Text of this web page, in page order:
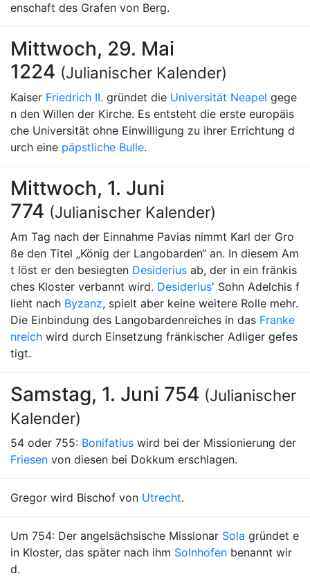
enschaft des Grafen von Berg.
Mittwoch, 29. Mai
1224 (Julianischer Kalender)
Kaiser Friedrich II. gründet die Universität Neapel gege
n den Willen der Kirche. Es entsteht die erste europäis
che Universität ohne Einwilligung zu ihrer Errichtung d
urch eine päpstliche Bulle.
Mittwoch, 1. Juni
774 (Julianischer Kalender)
Am Tag nach der Einnahme Pavias nimmt Karl der Gro
ße den Titel „König der Langobarden“ an. In diesem Am
t löst er den besiegten Desiderius ab, der in ein fränkis
ches Kloster verbannt wird. Desiderius' Sohn Adelchis f
lieht nach Byzanz, spielt aber keine weitere Rolle mehr.
Die Einbindung des Langobardenreiches in das Franke
nreich wird durch Einsetzung fränkischer Adliger gefes
tigt.
Samstag, 1. Juni 754 (Julianischer
Kalender)
54 oder 755: Bonifatius wird bei der Missionierung der
Friesen von diesen bei Dokkum erschlagen.
Gregor wird Bischof von Utrecht.
Um 754: Der angelsächsische Missionar Sola gründet e
in Kloster, das später nach ihm Solnhofen benannt wir
d.